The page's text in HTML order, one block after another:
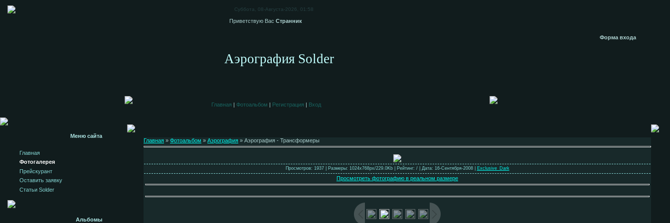
Суббота, 08-Августа-2026, 01:58
Приветствую Вас Странник
Аэрография Solder
Главная | Фотоальбом | Регистрация | Вход
Форма входа
Меню сайта
Главная
Фотогалерея
Прейскурант
Оставить заявку
Статьи Solder
Альбомы
Главная » Фотоальбом » Аэрография » Аэрография - Трансформеры
Просмотров: 1937 | Размеры: 1024x768px/229.0Kb | Рейтинг: / | Дата: 16-Сентября-2008 | Exclusive_Dark
Просмотреть фотографию в реальном размере